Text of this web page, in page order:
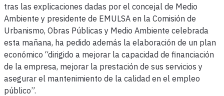
tras las explicaciones dadas por el concejal de Medio
Ambiente y presidente de EMULSA en la Comisión de
Urbanismo, Obras Públicas y Medio Ambiente celebrada
esta mañana, ha pedido además la elaboración de un plan
económico “dirigido a mejorar la capacidad de financiación
de la empresa, mejorar la prestación de sus servicios y
asegurar el mantenimiento de la calidad en el empleo
público”.